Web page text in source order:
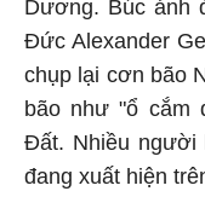
Dương. Búc ảnh
Đức Alexander
chụp lại cơn bão
bão như "ổ cắm
Đất. Nhiều người
đang xuất hiện